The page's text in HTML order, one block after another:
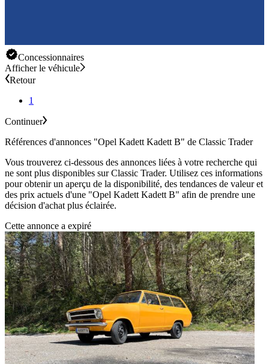
Concessionnaires
Afficher le véhicule
Retour
1
Continuer
Références d'annonces "Opel Kadett Kadett B" de Classic Trader
Vous trouverez ci-dessous des annonces liées à votre recherche qui
ne sont plus disponibles sur Classic Trader. Utilisez ces informations
pour obtenir un aperçu de la disponibilité, des tendances de valeur et
des prix actuels d'une "Opel Kadett Kadett B" afin de prendre une
décision d'achat plus éclairée.
Cette annonce a expiré